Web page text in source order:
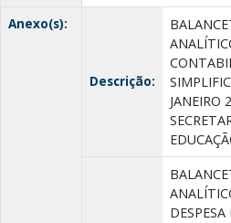
Anexo(s):
Descrição:
JANEIRO
DESPESA